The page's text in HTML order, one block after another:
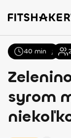
Všetky
syrom
40 min